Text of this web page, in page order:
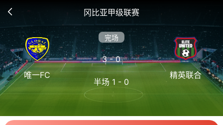
冈比亚甲级联赛
唯一FC
完场
3 - 0
半场 1 - 0
精英联合